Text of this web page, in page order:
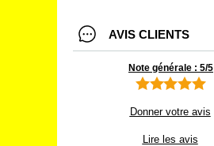
AVIS CLIENTS
Note générale : 5/5
Donner votre avis
Lire les avis